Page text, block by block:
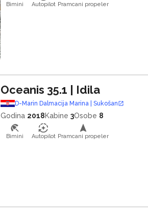
Bimini Autopilot Pramcani propeler
Oceanis 35.1 | Idila
D-Marin Dalmacija Marina | Sukošan
Godina 2018Kabine 3Osobe 8
Bimini Autopilot Pramcani propeler